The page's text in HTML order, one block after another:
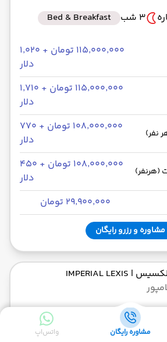
3 شب Bed & Breakfast
۱۱۵٬۰۰۰٬۰۰۰ تومان + ۱٬۰۲۰
دلار
۱۱۵٬۰۰۰٬۰۰۰ تومان + ۱٬۷۱۰
دلار
نفر)
۱۰۸٬۰۰۰٬۰۰۰ تومان + ۷۷۰
دلار
(هرنفر)
۱۰۸٬۰۰۰٬۰۰۰ تومان + ۴۵۰
دلار
۲۹٬۹۰۰٬۰۰۰ تومان
مشاوره و رزرو رایگان
لکسیس | IMPERIAL LEXIS
4 شب
Bed & Breakfast
مشاوره رایگان واتس‌اپ